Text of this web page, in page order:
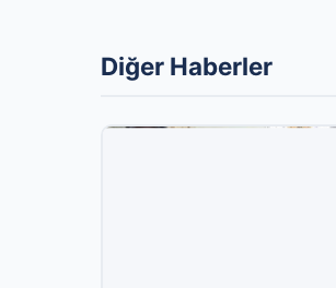
Diğer Haberler